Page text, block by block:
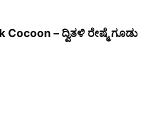
– ದ್ವಿತಳಿ ರೇಷ್ಮೆ ಗೂಡು